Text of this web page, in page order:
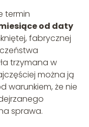
termin
od daty
fabrycznej
trzymana w
można ją
warunkiem, że nie
sprawa.